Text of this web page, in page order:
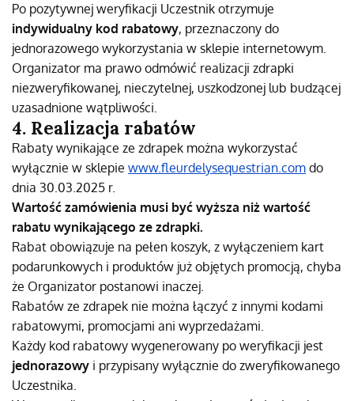
Po pozytywnej weryfikacji Uczestnik otrzymuje
indywidualny kod rabatowy, przeznaczony do
jednorazowego wykorzystania w sklepie internetowym.
Organizator ma prawo odmówić realizacji zdrapki
niezweryfikowanej, nieczytelnej, uszkodzonej lub budzącej
uzasadnione wątpliwości.
4. Realizacja rabatów
Rabaty wynikające ze zdrapek można wykorzystać
wyłącznie w sklepie www.fleurdelysequestrian.com do
dnia 30.03.2025 r.
Wartość zamówienia musi być wyższa niż wartość
rabatu wynikającego ze zdrapki.
Rabat obowiązuje na pełen koszyk, z wyłączeniem kart
podarunkowych i produktów już objętych promocją, chyba
że Organizator postanowi inaczej.
Rabatów ze zdrapek nie można łączyć z innymi kodami
rabatowymi, promocjami ani wyprzedażami.
Każdy kod rabatowy wygenerowany po weryfikacji jest
jednorazowy i przypisany wyłącznie do zweryfikowanego
Uczestnika.